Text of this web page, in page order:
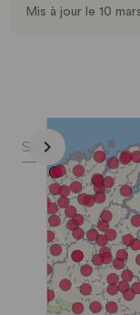
Mis à jour le 10